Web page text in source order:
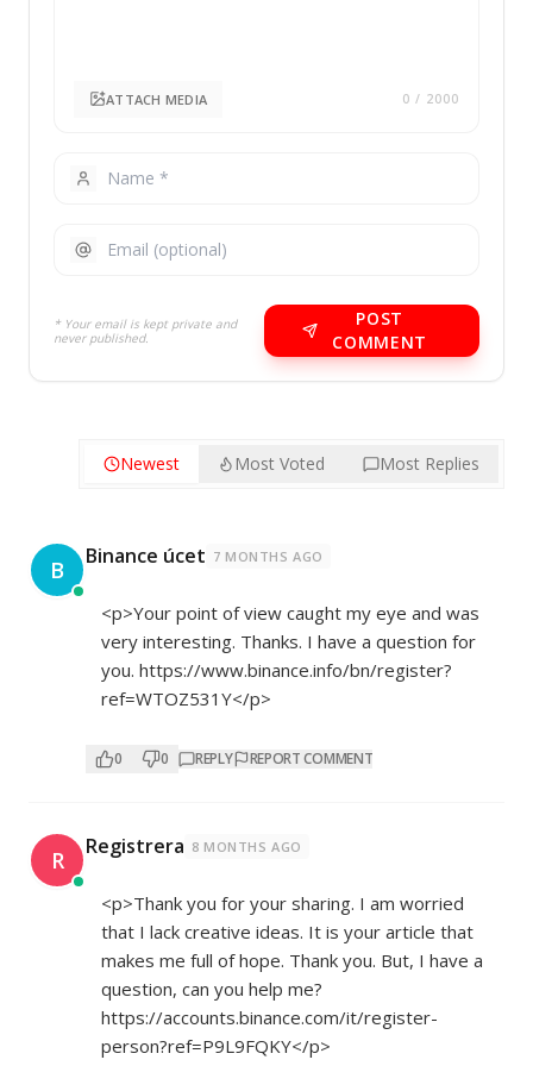
ATTACH MEDIA 0 / 2000
* Your email is kept private and
never published.
POST
COMMENT
Newest Most Voted Most Replies
B Binance úcet 7 MONTHS AGO
<p>Your point of view caught my eye and was
very interesting. Thanks. I have a question for
you. https://www.binance.info/bn/register?
ref=WTOZ531Y</p>
0 0 REPLY REPORT COMMENT
R Registrera 8 MONTHS AGO
<p>Thank you for your sharing. I am worried
that I lack creative ideas. It is your article that
makes me full of hope. Thank you. But, I have a
question, can you help me?
https://accounts.binance.com/it/register-
person?ref=P9L9FQKY</p>